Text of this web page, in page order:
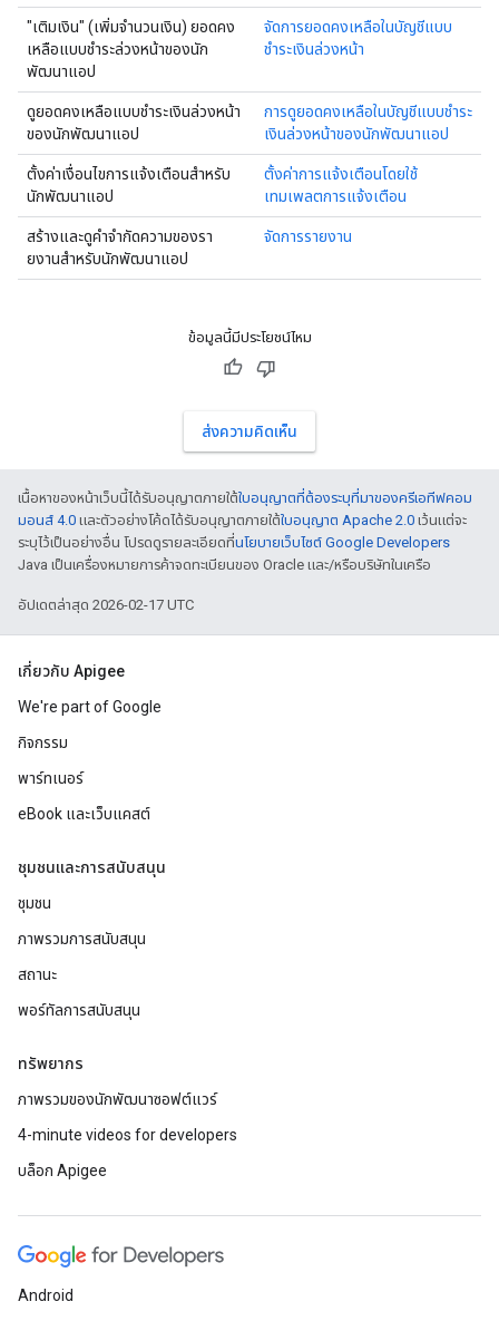
"เติมเงิน" (เพิ่มจำนวนเงิน) ยอดคง
เหลือแบบชําระล่วงหน้าของนัก
พัฒนาแอป
จัดการยอดคงเหลือในบัญชีแบบ
ชำระเงินล่วงหน้า
ดูยอดคงเหลือแบบชำระเงินล่วงหน้า
ของนักพัฒนาแอป
การดูยอดคงเหลือในบัญชีแบบชำระ
เงินล่วงหน้าของนักพัฒนาแอป
ตั้งค่าเงื่อนไขการแจ้งเตือนสำหรับ
นักพัฒนาแอป
ตั้งค่าการแจ้งเตือนโดยใช้
เทมเพลตการแจ้งเตือน
สร้างและดูคําจํากัดความของรา
ยงานสําหรับนักพัฒนาแอป
จัดการรายงาน
ข้อมูลนี้มีประโยชน์ไหม
ส่งความคิดเห็น
เนื้อหาของหน้าเว็บนี้ได้รับอนุญาตภายใต้ใบอนุญาตที่ต้องระบุที่มาของครีเอทีฟคอม
มอนส์ 4.0 และตัวอย่างโค้ดได้รับอนุญาตภายใต้ใบอนุญาต Apache 2.0 เว้นแต่จะ
ระบุไว้เป็นอย่างอื่น โปรดดูรายละเอียดที่นโยบายเว็บไซต์ Google Developers
Java เป็นเครื่องหมายการค้าจดทะเบียนของ Oracle และ/หรือบริษัทในเครือ
อัปเดตล่าสุด 2026-02-17 UTC
เกี่ยวกับ Apigee
We're part of Google
กิจกรรม
พาร์ทเนอร์
eBook และเว็บแคสต์
ชุมชนและการสนับสนุน
ชุมชน
ภาพรวมการสนับสนุน
สถานะ
พอร์ทัลการสนับสนุน
ทรัพยากร
ภาพรวมของนักพัฒนาซอฟต์แวร์
4-minute videos for developers
บล็อก Apigee
Android